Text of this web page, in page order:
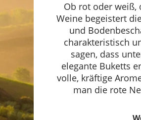
Ob rot oder weiß,
Weine begeistert
und
charakteristisch
sagen, dass
elegante Buketts
volle, kräftige
man die rote